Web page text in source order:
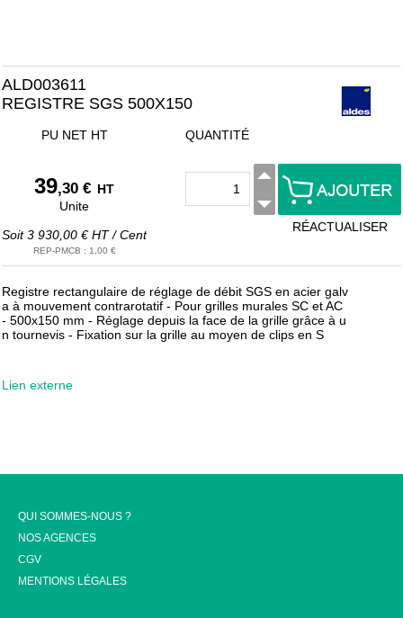
ALD003611
REGISTRE SGS 500X150
PU NET HT
39,30 € HT
Unite
Soit3 930,00 € HT/Cent
REP-PMCB : 1,00 €
QUANTITÉ
RÉACTUALISER
Registre rectangulaire de réglage de débit SGS en acier galv
a à mouvement contrarotatif - Pour grilles murales SC et AC
- 500x150 mm - Réglage depuis la face de la grille grâce à u
n tournevis - Fixation sur la grille au moyen de clips en S
Lien externe
QUI SOMMES-NOUS ?
NOS AGENCES
CGV
MENTIONS LÉGALES